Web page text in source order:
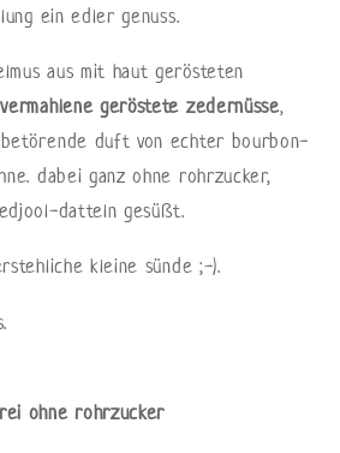
ein edler genuss.
aus mit haut gerösteten
geröstete zedernüsse,
duft von echter bourbon-
dabei ganz ohne rohrzucker,
datteln gesüßt.
kleine sünde ;-).
ohne rohrzucker